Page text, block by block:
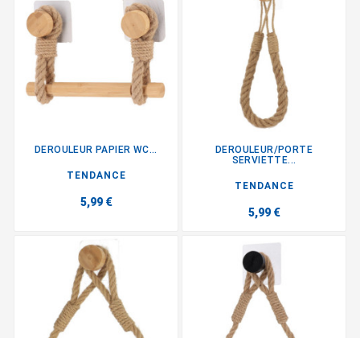
DEROULEUR PAPIER WC...
TENDANCE
5,99 €
DEROULEUR/PORTE
SERVIETTE...
TENDANCE
5,99 €